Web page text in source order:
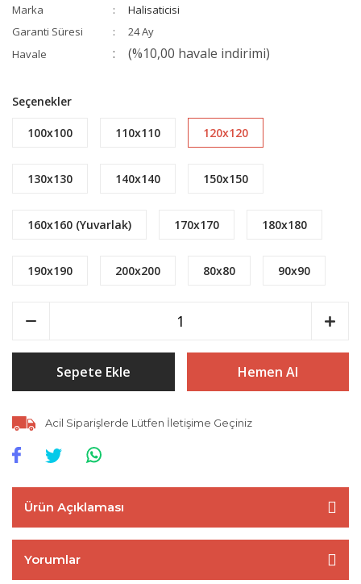
Marka
Halisaticisi
Garanti Süresi
24 Ay
Havale
(%10,00 havale indirimi)
Seçenekler
100x100 110x110 120x120
130x130 140x140 150x150
160x160 (Yuvarlak) 170x170 180x180
190x190 200x200 80x80 90x90
Sepete Ekle Hemen Al
Acil Siparişlerde Lütfen İletişime Geçiniz
Ürün Açıklaması
Yorumlar